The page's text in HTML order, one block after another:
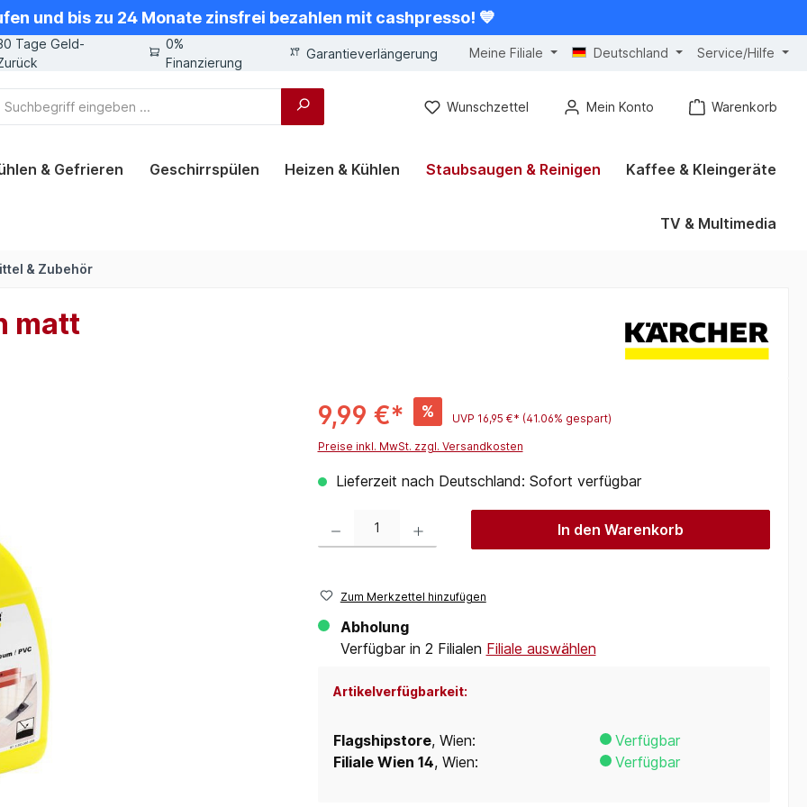
und bis zu 24 Monate zinsfrei bezahlen mit cashpresso! 💙
Tage Geld-
0%
Finanzierung
Garantieverlängerung Meine Filiale Deutschland Service/Hilfe
Wunschzettel Mein Konto Warenkorb
& Gefrieren Geschirrspülen Heizen & Kühlen Staubsaugen & Reinigen Kaffee & Kleingeräte
TV & Multimedia
& Zubehör
matt
9,99 €* % UVP 16,95 €* (41.06% gespart)
Preise inkl. MwSt. zzgl. Versandkosten
Lieferzeit nach Deutschland: Sofort verfügbar
In den Warenkorb
Zum Merkzettel hinzufügen
Abholung
Verfügbar in 2 Filialen Filiale auswählen
Artikelverfügbarkeit:
Flagshipstore, Wien:
Verfügbar
Filiale Wien 14, Wien: Verfügbar